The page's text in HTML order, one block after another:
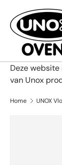
Ga naar
Zoeken
Productsoort
Alles
Deze
van Unox
Home UNOX